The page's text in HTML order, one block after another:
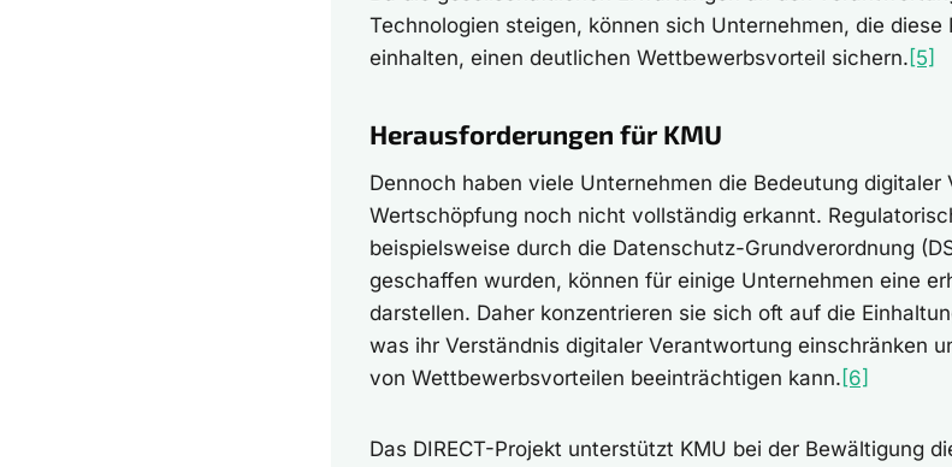
Technologien steigen, können sich Unternehmen, die diese
einhalten, einen deutlichen Wettbewerbsvorteil sichern. [5]
Herausforderungen für KMU
Dennoch haben viele Unternehmen die Bedeutung digitaler
Wertschöpfung noch nicht vollständig erkannt.
beispielsweise durch die Datenschutz-Grundverordnung
geschaffen wurden, können für einige Unternehmen eine
darstellen. Daher konzentrieren sie sich oft auf die
was ihr Verständnis digitaler Verantwortung einschränken
von Wettbewerbsvorteilen beeinträchtigen kann. [6]
Das DIRECT-Projekt unterstützt KMU bei der Bewältigung